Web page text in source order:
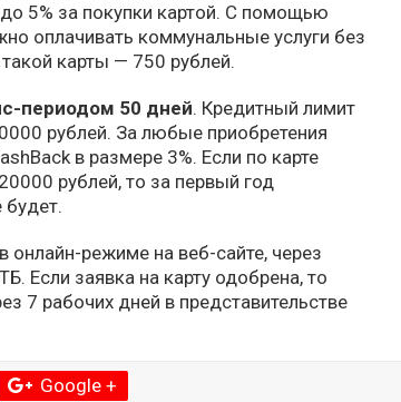
5% за покупки картой. С помощью
оплачивать коммунальные услуги без
карты — 750 рублей.
периодом 50 дней. Кредитный лимит
рублей. За любые приобретения
в размере 3%. Если по карте
рублей, то за первый год
будет.
режиме на веб-сайте, через
Если заявка на карту одобрена, то
7 рабочих дней в представительстве
Google +